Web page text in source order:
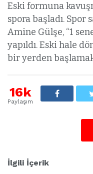
Eski formuna
spora başladı. Spor
Amine Gülşe, “1
yapıldı. Eski hale
bir yerden
16k
Paylaşım
İlgili İçerik